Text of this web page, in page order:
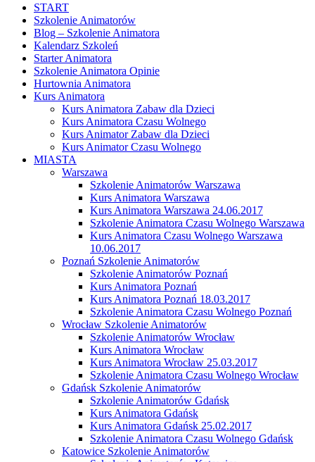
START
Szkolenie Animatorów
Blog – Szkolenie Animatora
Kalendarz Szkoleń
Starter Animatora
Szkolenie Animatora Opinie
Hurtownia Animatora
Kurs Animatora
Kurs Animatora Zabaw dla Dzieci
Kurs Animatora Czasu Wolnego
Kurs Animator Zabaw dla Dzieci
Kurs Animator Czasu Wolnego
MIASTA
Warszawa
Szkolenie Animatorów Warszawa
Kurs Animatora Warszawa
Kurs Animatora Warszawa 24.06.2017
Szkolenie Animatora Czasu Wolnego Warszawa
Kurs Animatora Czasu Wolnego Warszawa
10.06.2017
Poznań Szkolenie Animatorów
Szkolenie Animatorów Poznań
Kurs Animatora Poznań
Kurs Animatora Poznań 18.03.2017
Szkolenie Animatora Czasu Wolnego Poznań
Wrocław Szkolenie Animatorów
Szkolenie Animatorów Wrocław
Kurs Animatora Wrocław
Kurs Animatora Wrocław 25.03.2017
Szkolenie Animatora Czasu Wolnego Wrocław
Gdańsk Szkolenie Animatorów
Szkolenie Animatorów Gdańsk
Kurs Animatora Gdańsk
Kurs Animatora Gdańsk 25.02.2017
Szkolenie Animatora Czasu Wolnego Gdańsk
Katowice Szkolenie Animatorów